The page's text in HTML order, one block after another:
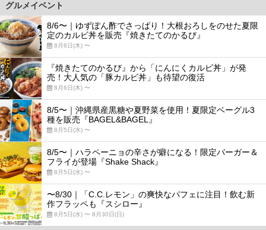
グルメイベント
8/6〜｜ゆずぽん酢でさっぱり！大根おろしをのせた夏限
定のカルビ丼を販売『焼きたてのかるび』
8月6日(木) 〜
『焼きたてのかるび』から「にんにくカルビ丼」が発
売！大人気の「豚カルビ丼」も待望の復活
8月6日(木) 〜
8/5〜｜沖縄県産黒糖や夏野菜を使用！夏限定ベーグル3
種を販売『BAGEL&BAGEL』
8月5日(水) 〜
8/5〜｜ハラペーニョの辛さが癖になる！限定バーガー＆
フライが登場『Shake Shack』
8月5日(水) 〜
〜8/30｜「C.C.レモン」の爽快なパフェに注目！飲む新
作フラッペも『スシロー』
8月5日(水) 〜 8月30日(日)